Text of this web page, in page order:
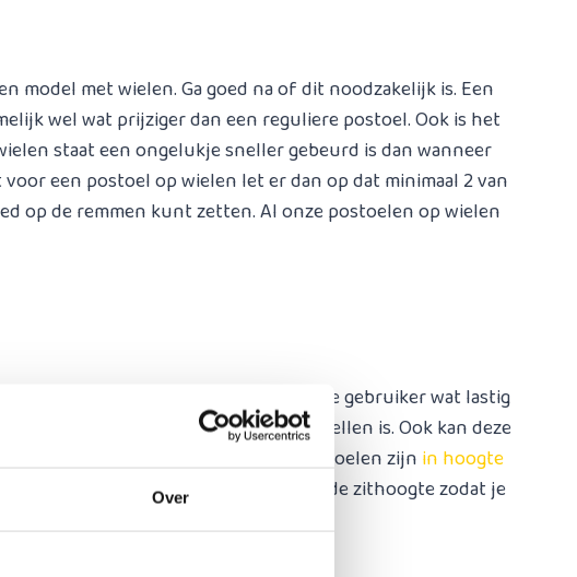
Over
model met wielen. Ga goed na of dit noodzakelijk is. Een
wel wat prijziger dan een reguliere postoel. Ook is het
staat een ongelukje sneller gebeurd is dan wanneer
een postoel op wielen let er dan op dat minimaal 2 van
op de remmen kunt zetten. Al onze postoelen op wielen
belangrijk iets zijn. Zeker wanneer de gebruiker wat lastig
dat de zithoogte naar wens in te stellen is. Ook kan deze
of ontlasten. Praktisch alle vaste postoelen zijn in hoogte
functie niet, kijk hierbij goed naar de zithoogte zodat je